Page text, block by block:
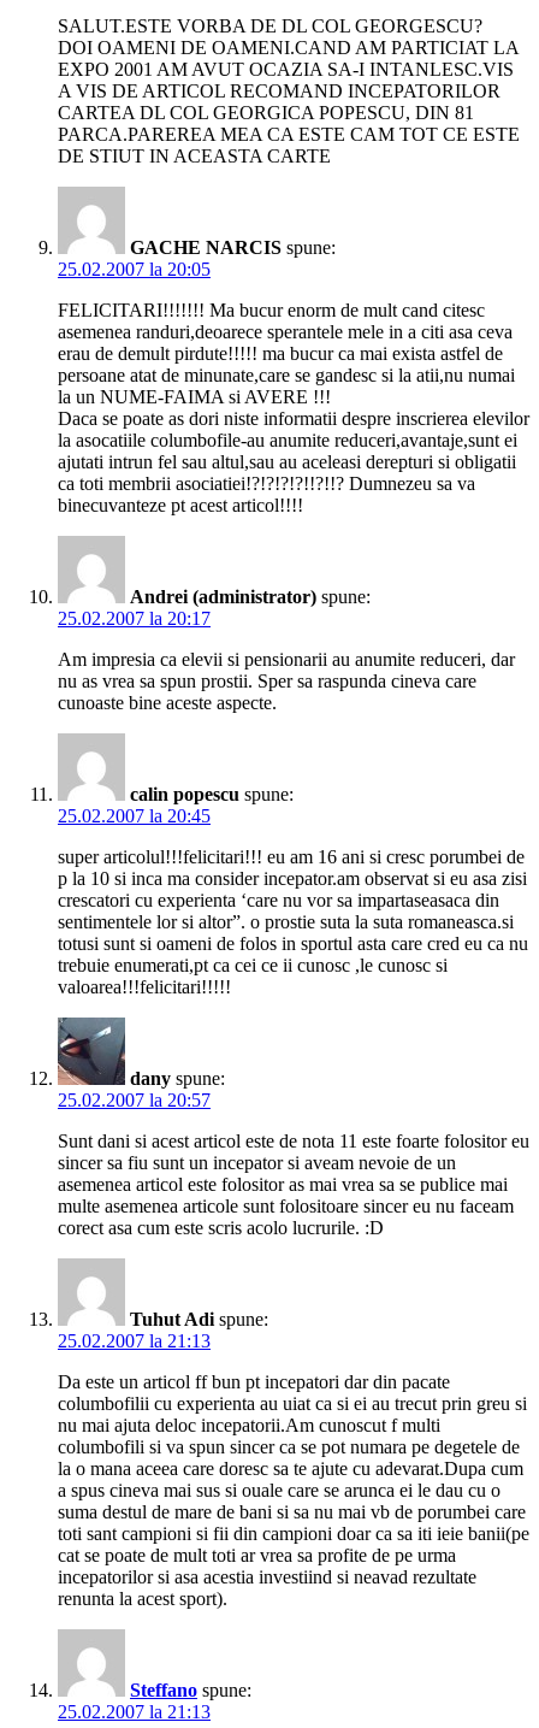
SALUT.ESTE VORBA DE DL COL GEORGESCU?
DOI OAMENI DE OAMENI.CAND AM PARTICIAT LA
EXPO 2001 AM AVUT OCAZIA SA-I INTANLESC.VIS
A VIS DE ARTICOL RECOMAND INCEPATORILOR
CARTEA DL COL GEORGICA POPESCU, DIN 81
PARCA.PAREREA MEA CA ESTE CAM TOT CE ESTE
DE STIUT IN ACEASTA CARTE
GACHE NARCIS spune:
25.02.2007 la 20:05
FELICITARI!!!!!!! Ma bucur enorm de mult cand citesc
asemenea randuri,deoarece sperantele mele in a citi asa ceva
erau de demult pirdute!!!!! ma bucur ca mai exista astfel de
persoane atat de minunate,care se gandesc si la atii,nu numai
la un NUME-FAIMA si AVERE !!!
Daca se poate as dori niste informatii despre inscrierea elevilor
la asocatiile columbofile-au anumite reduceri,avantaje,sunt ei
ajutati intrun fel sau altul,sau au aceleasi derepturi si obligatii
ca toti membrii asociatiei!?!?!?!?!!?!!? Dumnezeu sa va
binecuvanteze pt acest articol!!!!
Andrei (administrator) spune:
25.02.2007 la 20:17
Am impresia ca elevii si pensionarii au anumite reduceri, dar
nu as vrea sa spun prostii. Sper sa raspunda cineva care
cunoaste bine aceste aspecte.
calin popescu spune:
25.02.2007 la 20:45
super articolul!!!felicitari!!! eu am 16 ani si cresc porumbei de
p la 10 si inca ma consider incepator.am observat si eu asa zisi
crescatori cu experienta ‘care nu vor sa impartaseasaca din
sentimentele lor si altor”. o prostie suta la suta romaneasca.si
totusi sunt si oameni de folos in sportul asta care cred eu ca nu
trebuie enumerati,pt ca cei ce ii cunosc ,le cunosc si
valoarea!!!felicitari!!!!!
dany spune:
25.02.2007 la 20:57
Sunt dani si acest articol este de nota 11 este foarte folositor eu
sincer sa fiu sunt un incepator si aveam nevoie de un
asemenea articol este folositor as mai vrea sa se publice mai
multe asemenea articole sunt folositoare sincer eu nu faceam
corect asa cum este scris acolo lucrurile. :D
Tuhut Adi spune:
25.02.2007 la 21:13
Da este un articol ff bun pt incepatori dar din pacate
columbofilii cu experienta au uiat ca si ei au trecut prin greu si
nu mai ajuta deloc incepatorii.Am cunoscut f multi
columbofili si va spun sincer ca se pot numara pe degetele de
la o mana aceea care doresc sa te ajute cu adevarat.Dupa cum
a spus cineva mai sus si ouale care se arunca ei le dau cu o
suma destul de mare de bani si sa nu mai vb de porumbei care
toti sant campioni si fii din campioni doar ca sa iti ieie banii(pe
cat se poate de mult toti ar vrea sa profite de pe urma
incepatorilor si asa acestia investiind si neavad rezultate
renunta la acest sport).
Steffano spune:
25.02.2007 la 21:13